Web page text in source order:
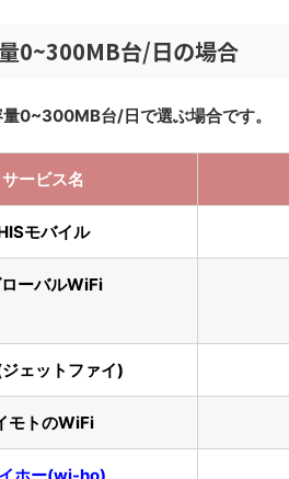
0~300MB台/日の場合
量0~300MB台/日で選ぶ場合です。
サービス名
モバイル
ーバルWiFi
ェットファイ)
モトのWiFi